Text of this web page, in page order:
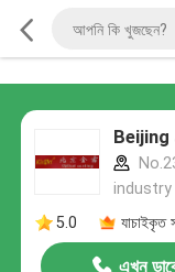
industry
5.0
যাচাইকৃত
এখন